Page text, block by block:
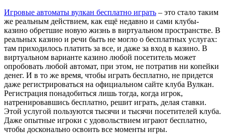
Игровые автоматы вулкан бесплатно играть – это стало таким
же реальным действием, как ещё недавно и сами клубы-
казино обретшие новую жизнь в виртуальном пространстве. В
реальных казино и речи быть не могло о бесплатных услугах:
там приходилось платить за все, и даже за вход в казино. В
виртуальном варианте казино любой посетитель может
опробовать любой автомат, при этом, не потратив ни копейки
денег. И в то же время, чтобы играть бесплатно, не придется
даже регистрироваться на официальном сайте клуба Вулкан.
Регистрация понадобиться лишь тогда, когда игрок,
натренировавшись бесплатно, решит играть, делая ставки.
Этой услугой пользуются тысячи и тысячи посетителей клуба.
Даже опытные игроки с удовольствием играют бесплатно,
чтобы досконально освоить все моменты игры.